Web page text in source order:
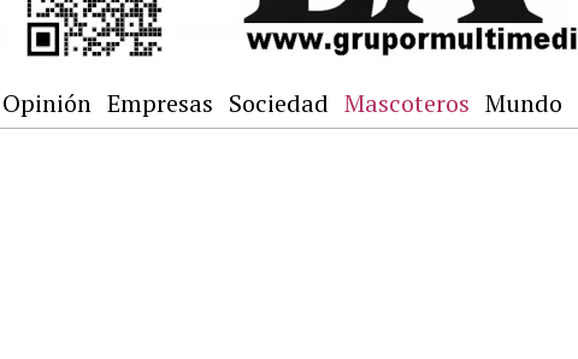
Opinión Empresas Sociedad Mascoteros Mundo